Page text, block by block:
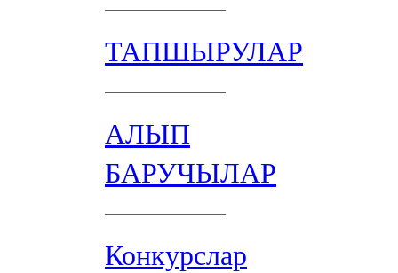
ТАПШЫРУЛАР
АЛЫП
БАРУЧЫЛАР
Конкурслар